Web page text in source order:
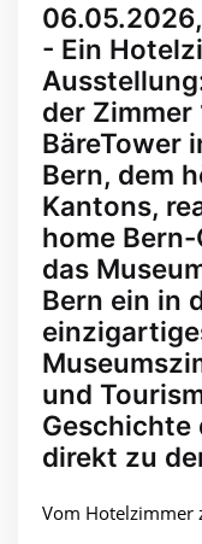
- Ein
der Zimmer
BäreTower
Bern, dem
Kantons,
home
das
Bern ein in
und
Geschichte
direkt zu
Vom Hotelzimmer